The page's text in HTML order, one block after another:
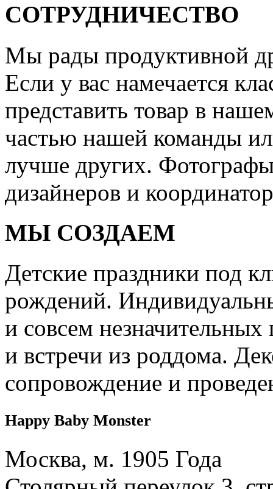
СОТРУДНИЧЕСТВО
Мы рады продуктивной
Если у вас намечается
представить товар в
частью нашей команды
лучше других.
дизайнеров и
МЫ СОЗДАЕМ
Детские праздники под
рождений.
и совсем
и встречи из роддома.
сопровождение и
Happy Baby Monster
Москва, м. 1905 Года